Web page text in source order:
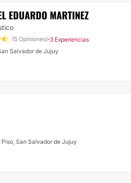
EDUARDO MARTINEZ
(5 Opiniones)·3 Experiencias
Salvador de Jujuy
Piso, San Salvador de Jujuy